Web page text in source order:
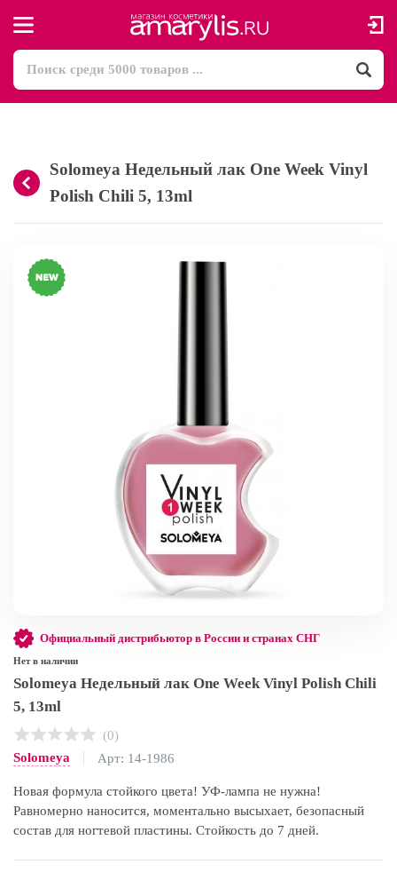
Solomeya Недельный лак One Week Vinyl
Polish Chili 5, 13ml
Официальный дистрибьютор в России и странах СНГ
Нет в наличии
Solomeya Недельный лак One Week Vinyl Polish Chili
5, 13ml
(0)
Solomeya
Арт: 14-1986
Новая формула стойкого цвета! УФ-лампа не нужна!
Равномерно наносится, моментально высыхает, безопасный
состав для ногтевой пластины. Стойкость до 7 дней.